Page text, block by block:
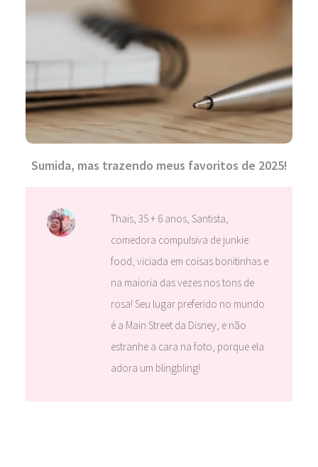
Sumida, mas trazendo meus favoritos de 2025!
Thais, 35 + 6 anos, Santista,
comedora compulsiva de junkie
food, viciada em coisas bonitinhas e
na maioria das vezes nos tons de
rosa! Seu lugar preferido no mundo
é a Main Street da Disney, e não
estranhe a cara na foto, porque ela
adora um blingbling!